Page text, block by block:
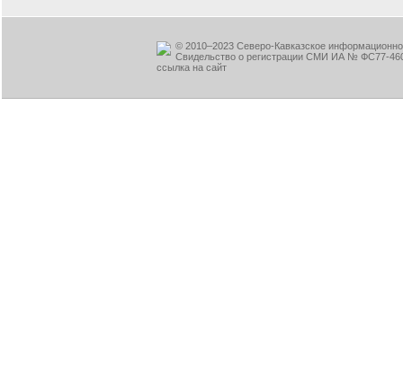
© 2010–2023 Северо-Кавказское
Свидельство о регистрации СМИ ИА № ФС77-
ссылка на сайт